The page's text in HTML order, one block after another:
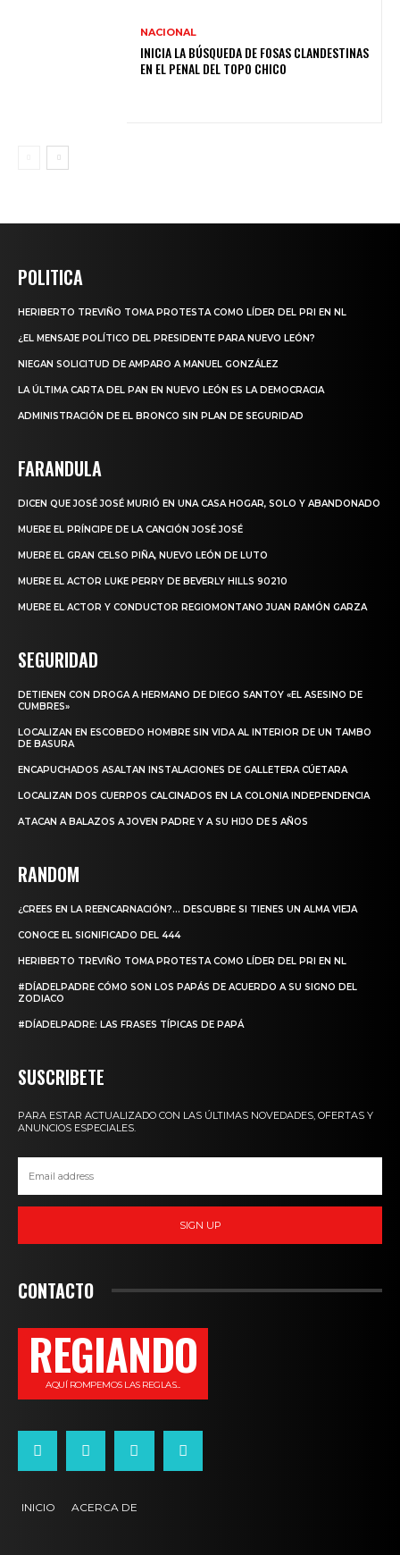
NACIONAL
INICIA LA BÚSQUEDA DE FOSAS CLANDESTINAS
EN EL PENAL DEL TOPO CHICO
POLITICA
HERIBERTO TREVIÑO TOMA PROTESTA COMO LÍDER DEL PRI EN NL
¿EL MENSAJE POLÍTICO DEL PRESIDENTE PARA NUEVO LEÓN?
NIEGAN SOLICITUD DE AMPARO A MANUEL GONZÁLEZ
LA ÚLTIMA CARTA DEL PAN EN NUEVO LEÓN ES LA DEMOCRACIA
ADMINISTRACIÓN DE EL BRONCO SIN PLAN DE SEGURIDAD
FARANDULA
DICEN QUE JOSÉ JOSÉ MURIÓ EN UNA CASA HOGAR, SOLO Y ABANDONADO
MUERE EL PRÍNCIPE DE LA CANCIÓN JOSÉ JOSÉ
MUERE EL GRAN CELSO PIÑA, NUEVO LEÓN DE LUTO
MUERE EL ACTOR LUKE PERRY DE BEVERLY HILLS 90210
MUERE EL ACTOR Y CONDUCTOR REGIOMONTANO JUAN RAMÓN GARZA
SEGURIDAD
DETIENEN CON DROGA A HERMANO DE DIEGO SANTOY «EL ASESINO DE
CUMBRES»
LOCALIZAN EN ESCOBEDO HOMBRE SIN VIDA AL INTERIOR DE UN TAMBO
DE BASURA
ENCAPUCHADOS ASALTAN INSTALACIONES DE GALLETERA CÚETARA
LOCALIZAN DOS CUERPOS CALCINADOS EN LA COLONIA INDEPENDENCIA
ATACAN A BALAZOS A JOVEN PADRE Y A SU HIJO DE 5 AÑOS
RANDOM
¿CREES EN LA REENCARNACIÓN?… DESCUBRE SI TIENES UN ALMA VIEJA
CONOCE EL SIGNIFICADO DEL 444
HERIBERTO TREVIÑO TOMA PROTESTA COMO LÍDER DEL PRI EN NL
#DÍADELPADRE CÓMO SON LOS PAPÁS DE ACUERDO A SU SIGNO DEL
ZODIACO
#DÍADELPADRE: LAS FRASES TÍPICAS DE PAPÁ
SUSCRIBETE
PARA ESTAR ACTUALIZADO CON LAS ÚLTIMAS NOVEDADES, OFERTAS Y
ANUNCIOS ESPECIALES.
SIGN UP
CONTACTO
REGIANDO
AQUÍ ROMPEMOS LAS REGLAS...
INICIO ACERCA DE